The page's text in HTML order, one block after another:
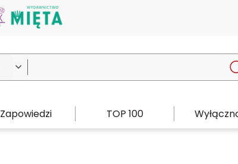

Zapowiedzi TOP 100